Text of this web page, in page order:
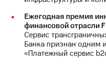
Ежегодная премия
финансовой отрасли
Сервис
Банка признан одним
«Платежный сервис